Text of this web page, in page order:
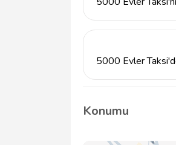
5000 Evler
5000 Evler Taksi,
Konumu